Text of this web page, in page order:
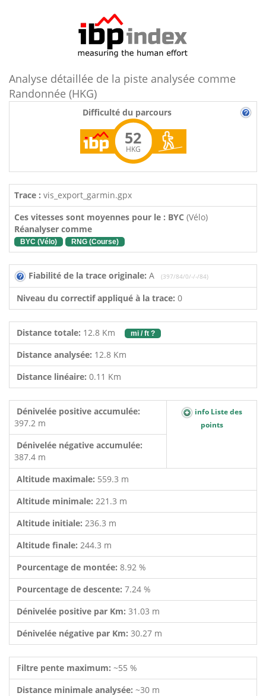
Analyse détaillée de la piste analysée comme
Randonnée (HKG)
Difficulté du parcours
52
HKG
Trace : vis_export_garmin.gpx
Ces vitesses sont moyennes pour le : BYC (Vélo)
Réanalyser comme
BYC (Vélo) RNG (Course)
Fiabilité de la trace originale: A (397/84/0/-/-/84)
Niveau du correctif appliqué à la trace: 0
Distance totale: 12.8 Km mi / ft ?
Distance analysée: 12.8 Km
Distance linéaire: 0.11 Km
Dénivelée positive accumulée:
397.2 m
info Liste des
points
Dénivelée négative accumulée:
387.4 m
Altitude maximale: 559.3 m
Altitude minimale: 221.3 m
Altitude initiale: 236.3 m
Altitude finale: 244.3 m
Pourcentage de montée: 8.92 %
Pourcentage de descente: 7.24 %
Dénivelée positive par Km: 31.03 m
Dénivelée négative par Km: 30.27 m
Filtre pente maximum: ~55 %
Distance minimale analysée: ~30 m